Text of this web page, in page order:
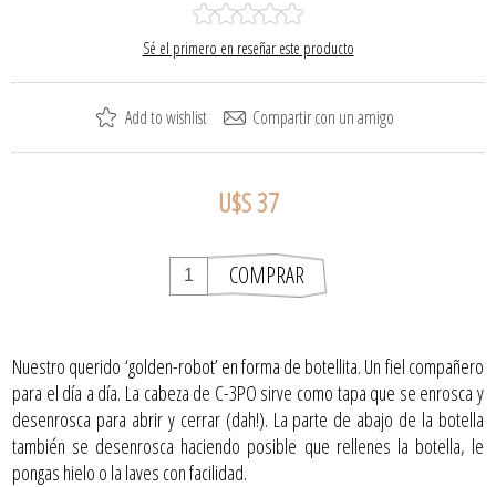
Sé el primero en reseñar este producto
U$S 37
Nuestro querido ‘golden-robot’ en forma de botellita. Un fiel compañero
para el día a día. La cabeza de C-3PO sirve como tapa que se enrosca y
desenrosca para abrir y cerrar (dah!). La parte de abajo de la botella
también se desenrosca haciendo posible que rellenes la botella, le
pongas hielo o la laves con facilidad.